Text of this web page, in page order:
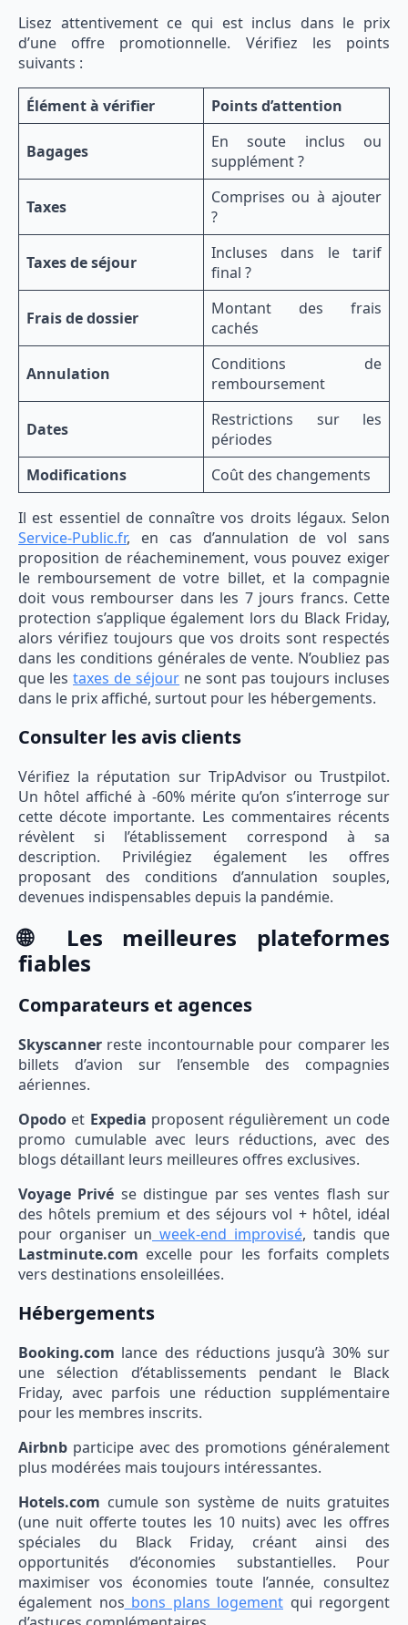
Lisez attentivement ce qui est inclus dans le prix
d’une offre promotionnelle. Vérifiez les points
suivants :
Élément à vérifier Points d’attention
Bagages
En soute inclus ou
supplément ?
Taxes
Comprises ou à ajouter
?
Taxes de séjour
Incluses dans le tarif
final ?
Frais de dossier
Montant des frais
cachés
Annulation
Conditions de
remboursement
Dates
Restrictions sur les
périodes
Modifications
Coût des changements
Il est essentiel de connaître vos droits légaux. Selon
Service-Public.fr, en cas d’annulation de vol sans
proposition de réacheminement, vous pouvez exiger
le remboursement de votre billet, et la compagnie
doit vous rembourser dans les 7 jours francs. Cette
protection s’applique également lors du Black Friday,
alors vérifiez toujours que vos droits sont respectés
dans les conditions générales de vente. N’oubliez pas
que les taxes de séjour ne sont pas toujours incluses
dans le prix affiché, surtout pour les hébergements.
Consulter les avis clients
Vérifiez la réputation sur TripAdvisor ou Trustpilot.
Un hôtel affiché à -60% mérite qu’on s’interroge sur
cette décote importante. Les commentaires récents
révèlent si l’établissement correspond à sa
description. Privilégiez également les offres
proposant des conditions d’annulation souples,
devenues indispensables depuis la pandémie.
🌐 Les meilleures plateformes
fiables
Comparateurs et agences
Skyscanner reste incontournable pour comparer les
billets d’avion sur l’ensemble des compagnies
aériennes.
Opodo et Expedia proposent régulièrement un code
promo cumulable avec leurs réductions, avec des
blogs détaillant leurs meilleures offres exclusives.
Voyage Privé se distingue par ses ventes flash sur
des hôtels premium et des séjours vol + hôtel, idéal
pour organiser un week-end improvisé, tandis que
Lastminute.com excelle pour les forfaits complets
vers destinations ensoleillées.
Hébergements
Booking.com lance des réductions jusqu’à 30% sur
une sélection d’établissements pendant le Black
Friday, avec parfois une réduction supplémentaire
pour les membres inscrits.
Airbnb participe avec des promotions généralement
plus modérées mais toujours intéressantes.
Hotels.com cumule son système de nuits gratuites
(une nuit offerte toutes les 10 nuits) avec les offres
spéciales du Black Friday, créant ainsi des
opportunités d’économies substantielles. Pour
maximiser vos économies toute l’année, consultez
également nos bons plans logement qui regorgent